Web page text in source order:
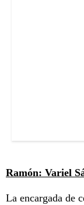
Ramón: Variel
La encargada de